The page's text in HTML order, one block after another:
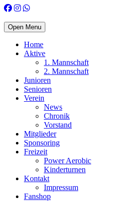
Open Menu
Home
Aktive
1. Mannschaft
2. Mannschaft
Junioren
Senioren
Verein
News
Chronik
Vorstand
Mitglieder
Sponsoring
Freizeit
Power Aerobic
Kinderturnen
Kontakt
Impressum
Fanshop